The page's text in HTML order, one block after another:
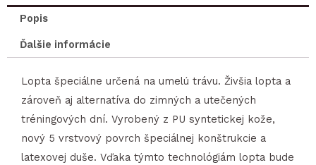
Popis
Ďalšie informácie
Lopta špeciálne určená na umelú trávu. Živšia lopta a
zároveň aj alternatíva do zimných a utečených
tréningových dní. Vyrobený z PU syntetickej kože,
nový 5 vrstvový povrch špeciálnej konštrukcie a
latexovej duše. Vďaka týmto technológiám lopta bude